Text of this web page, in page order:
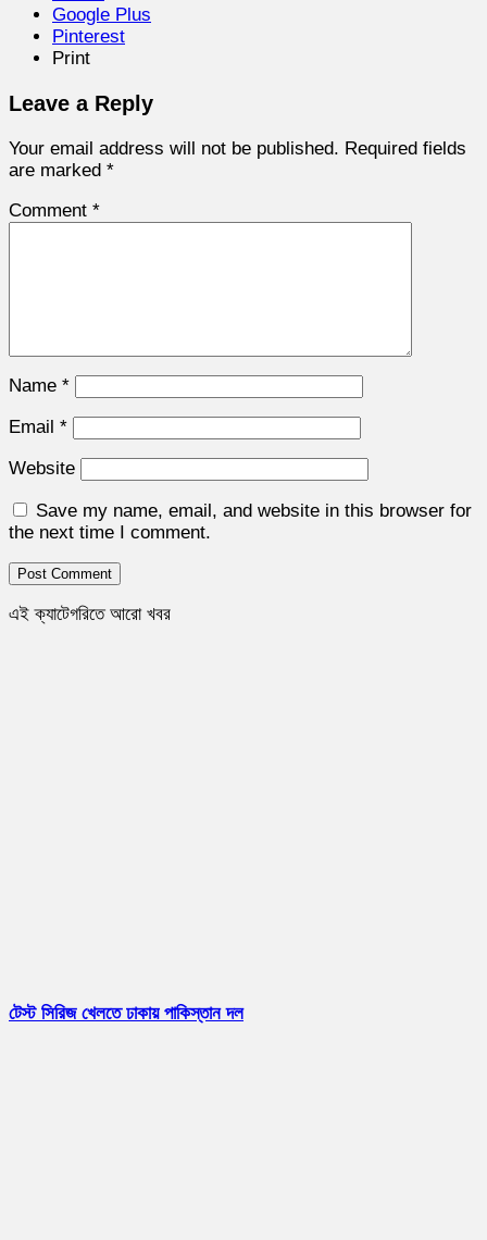
Google Plus
Pinterest
Print
Leave a Reply
Your email address will not be published. Required fields
are marked *
Comment *
Name *
Email *
Website
Save my name, email, and website in this browser for
the next time I comment.
এই ক্যাটেগরিতে আরো খবর
টেস্ট সিরিজ খেলতে ঢাকায় পাকিস্তান দল